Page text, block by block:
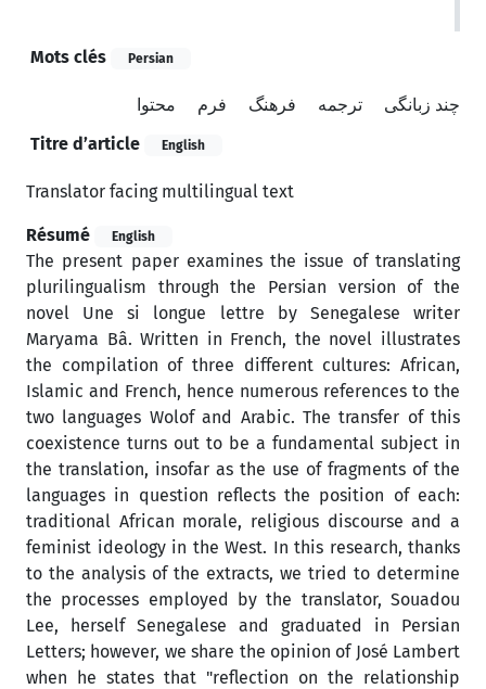
Mots clés Persian
چند زبانگی ترجمه فرهنگ فرم
محتوا
Titre d’article
English
Translator facing multilingual text
Résumé English
The present paper examines the issue of translating
plurilingualism through the Persian version of the
novel Une si longue lettre by Senegalese writer
Maryama Bâ. Written in French, the novel illustrates
the compilation of three different cultures: African,
Islamic and French, hence numerous references to the
two languages Wolof and Arabic. The transfer of this
coexistence turns out to be a fundamental subject in
the translation, insofar as the use of fragments of the
languages in question reflects the position of each:
traditional African morale, religious discourse and a
feminist ideology in the West. In this research, thanks
to the analysis of the extracts, we tried to determine
the processes employed by the translator, Souadou
Lee, herself Senegalese and graduated in Persian
Letters; however, we share the opinion of José Lambert
when he states that "reflection on the relationship